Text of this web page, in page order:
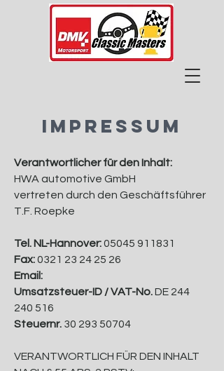
IMPRESSUM
Verantwortlicher für den Inhalt:
HWA automotive GmbH
vertreten durch den Geschäftsführer
T.F. Roepke
Tel. NL-Hannover:05045 911831
Fax:0321 23 24 25 26
Email:
Umsatzsteuer-ID / VAT-No.DE 244
240 516
Steuernr. 30 293 50704
VERANTWORTLICH FÜR DEN INHALT